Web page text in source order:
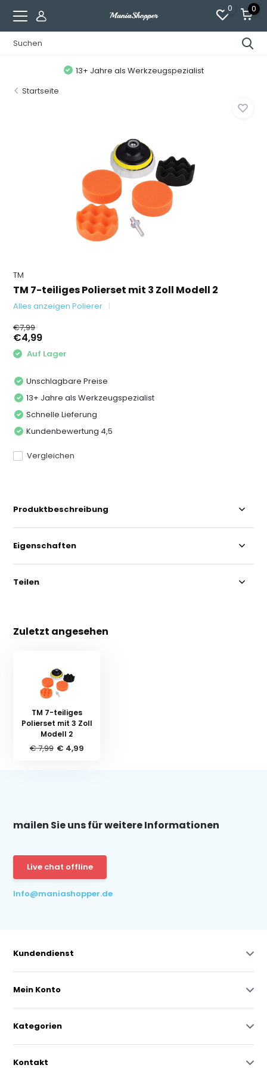
0 0
13+ Jahre als Werkzeugspezialist
Startseite
TM
TM 7-teiliges Polierset mit 3 Zoll Modell 2
Alles anzeigen Polierer
€7,99
€4,99
Auf Lager
Unschlagbare Preise
13+ Jahre als Werkzeugspezialist
Schnelle Lieferung
Kundenbewertung 4,5
Vergleichen
Produktbeschreibung
Eigenschaften
Teilen
Zuletzt angesehen
TM 7-teiliges
Polierset mit 3 Zoll
Modell 2
€ 7,99 € 4,99
mailen Sie uns für weitere Informationen
Live chat offline
Info@maniashopper.de
Kundendienst
Mein Konto
Kategorien
Kontakt